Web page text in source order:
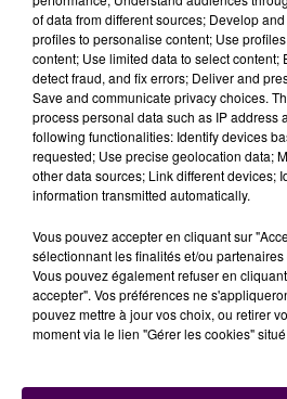
À LA UNE
31 juillet 2026
Gagnez vos entrées
of data from different sources; Develop
profiles to personalise content; Use
content; Use limited data to select content;
detect fraud, and fix errors; Deliver and
Save and communicate privacy choices.
process personal data such as IP address
following functionalities: Identify devices
requested; Use precise geolocation data;
other data sources; Link different devices;
information transmitted automatically.
Vous pouvez accepter en cliquant sur
sélectionnant les finalités et/ou
Vous pouvez également refuser en
accepter". Vos préférences ne
pouvez mettre à jour vos choix, ou retirer
moment via le lien "Gérer les cookies"